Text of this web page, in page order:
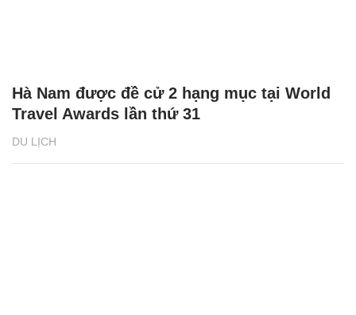
DU LỊCH
Hà Nam được đề cử 2 hạng mục tại World
Travel Awards lần thứ 31